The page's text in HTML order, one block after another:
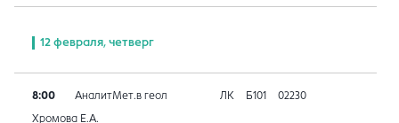
12 февраля, четверг
8:00 АналитМет.в геол ЛК Б101 02230
Хромова Е.А.